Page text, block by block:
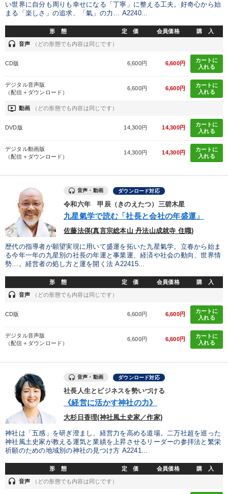
い世界に自分も周りも幸せになる「丁寧」に整える工夫。好奇心から始
まる「楽しさ」の追求、「氣」の力… A2240...
形 態 定 価 会員価格 購 入
headset 音声 （どの形態でも内容は同じです）
CD版 6,600円 6,600円
カートに
入れる
デジタル音声版
（配信＋ダウンロード）
6,600円 6,600円
カートに
入れる
ondemand_video 動画 （どの形態でも内容は同じです）
DVD版 14,300円 14,300円
カートに
入れる
デジタル動画版
（配信＋ダウンロード）
14,300円 14,300円
カートに
入れる
音声・動画 ダウンロード対応
令和六年 甲辰（きのえたつ）三碧木星
九星氣学で読む「社長と会社の年盛運」
佐藤法偀(真言宗総本山 丹法山成就寺 住職)
歴代の指導者が願望実現に用いて盛運を拓いた九星氣学。立春から始ま
る今年一年の九星別の社長の年運と事業運、経済や社会の動向、世界情
勢…。経営者の処し方と運を開く法 A22415...
形 態 定 価 会員価格 購 入
headset 音声 （どの形態でも内容は同じです）
CD版 6,600円 6,600円
カートに
入れる
デジタル音声版
（配信＋ダウンロード）
6,600円 6,600円
カートに
入れる
音声・動画 ダウンロード対応
社長人生とビジネスを勢いづける
《経営に活かす神社の力》
大杉日香理(神社風土史家／作家)
神社は「五感」を研ぎ澄まし、経営力を高める道場。二万社超を巡った
神社風土史家が教える運気と業績を上昇させるリーダーの参拝法と繁栄
祈願のための地域別の神社の見つけ方 A2241...
形 態 定 価 会員価格 購 入
headset 音声 （どの形態でも内容は同じです）